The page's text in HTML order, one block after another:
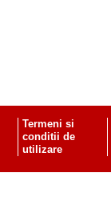
Termeni si
conditii de
utilizare